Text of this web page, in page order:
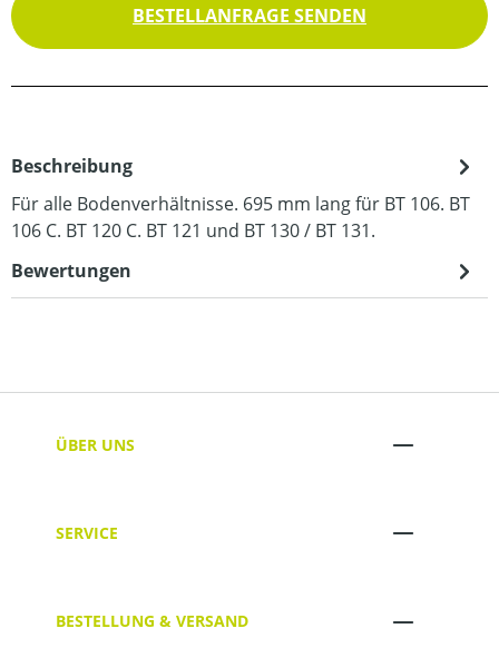
BESTELLANFRAGE SENDEN
Beschreibung
Für alle Bodenverhältnisse. 695 mm lang für BT 106. BT
106 C. BT 120 C. BT 121 und BT 130 / BT 131.
Bewertungen
ÜBER UNS
SERVICE
BESTELLUNG & VERSAND